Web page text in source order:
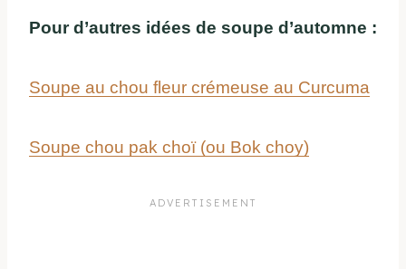
Pour d’autres idées de soupe d’automne :
Soupe au chou fleur crémeuse au Curcuma
Soupe chou pak choï (ou Bok choy)